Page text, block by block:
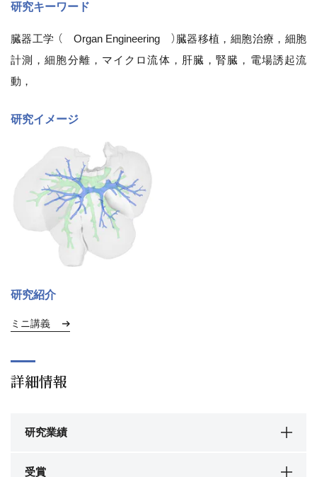
研究キーワード
臓器工学 （ Organ Engineering ）臓器移植，細胞治療，細胞
計測，細胞分離，マイクロ流体，肝臓，腎臓，電場誘起流
動，
研究イメージ
研究紹介
ミニ講義
詳細情報
研究業績
受賞